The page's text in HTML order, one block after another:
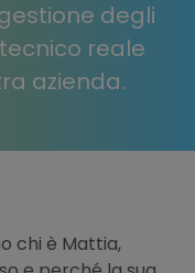
degli
reale
azienda.
chi è Mattia,